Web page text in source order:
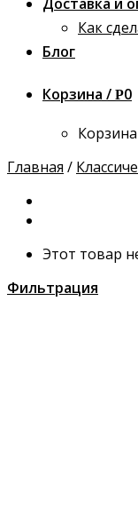
Как
Блог
Корзина / Р0
Корзина
Главная /
Этот товар
Фильтрация